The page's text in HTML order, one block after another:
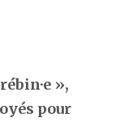
»,
pour